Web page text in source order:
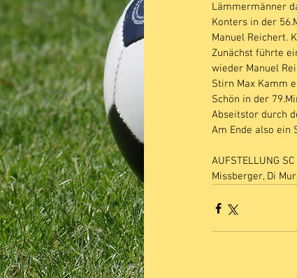
Lämmermänner
Konters in der
Manuel Reichert.
Zunächst führte
wieder Manuel
Stirn Max Kamm
Schön in der
Abseitstor durch
Am Ende also ein
AUFSTELLUNG
Missberger, Di